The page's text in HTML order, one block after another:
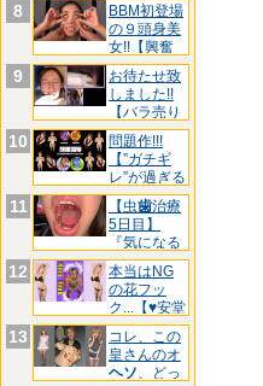
8
BBM初登場
の９頭身美
女!!【興奮
し
9
お待たせ致
しました!!
【バラ売り
リリ
10
問題作!!!
【”ガチギ
レ”が過ぎる
た
11 【虫歯治療
5日目】
『気になる
前歯3箇
12
本当はNG
の花フッ
ク...【♥安堂
は
13
コレ、この
皇さんのオ
ヘソ、どっ